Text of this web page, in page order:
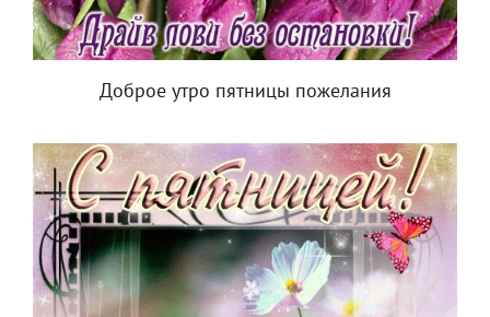
Доброе утро пятницы пожелания